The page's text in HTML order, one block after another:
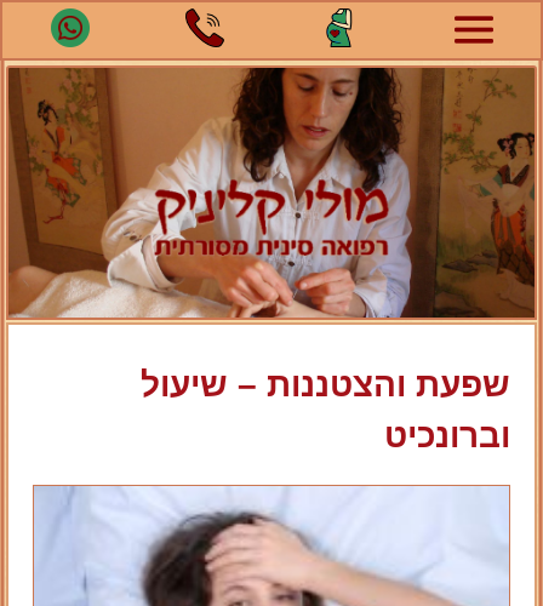
שפעת והצטננות – שיעול
וברונכיט